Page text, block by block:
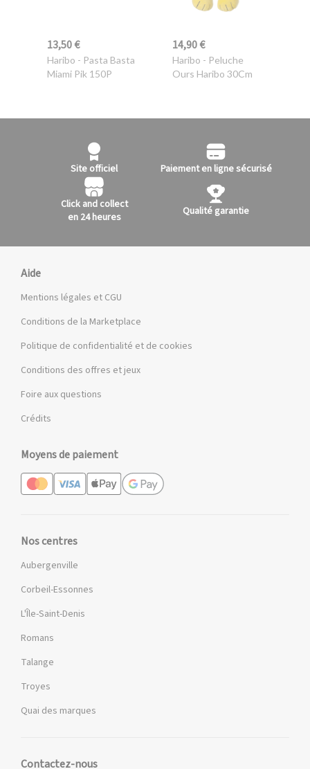
13,50 €
Haribo - Pasta Basta
Miami Pik 150P
14,90 €
Haribo - Peluche
Ours Haribo 30Cm
Site officiel Paiement en ligne sécurisé
Click and collect
en 24 heures
Qualité garantie
Aide
Mentions légales et CGU
Conditions de la Marketplace
Politique de confidentialité et de cookies
Conditions des offres et jeux
Foire aux questions
Crédits
Moyens de paiement
Nos centres
Aubergenville
Corbeil-Essonnes
L'Île-Saint-Denis
Romans
Talange
Troyes
Quai des marques
Contactez-nous